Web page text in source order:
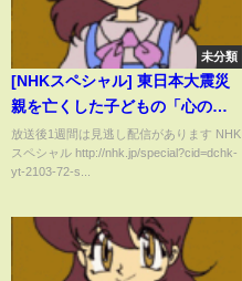
未分類
[NHKスペシャル] 東日本大震災
親を亡くした子どもの「心の
声」 | 震災遺児 | 東日本大震災か
ら10年 | NHK
放送後1週間は見逃し配信があります NHK
スペシャル http://nhk.jp/special?cid=dchk-
yt-2103-72-s...